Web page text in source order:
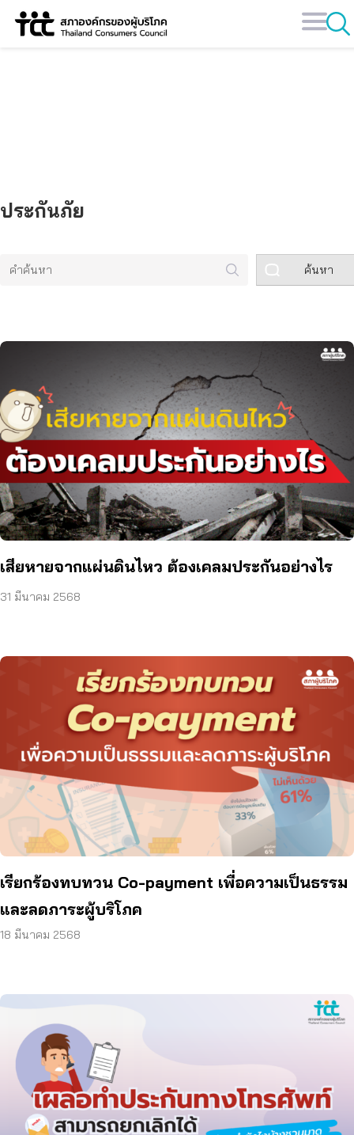
Skip
ประกันภัย
ค้นหา
เสียหายจากแผ่นดินไหว ต้องเคลมประกันอย่างไร
31 มีนาคม 2568
เรียกร้องทบทวน Co-payment เพื่อความเป็นธรรม
และลดภาระผู้บริโภค
18 มีนาคม 2568